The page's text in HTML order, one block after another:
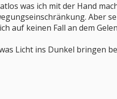
was ich mit der Hand
Aber
auf keinen Fall an dem
Licht ins Dunkel bringen